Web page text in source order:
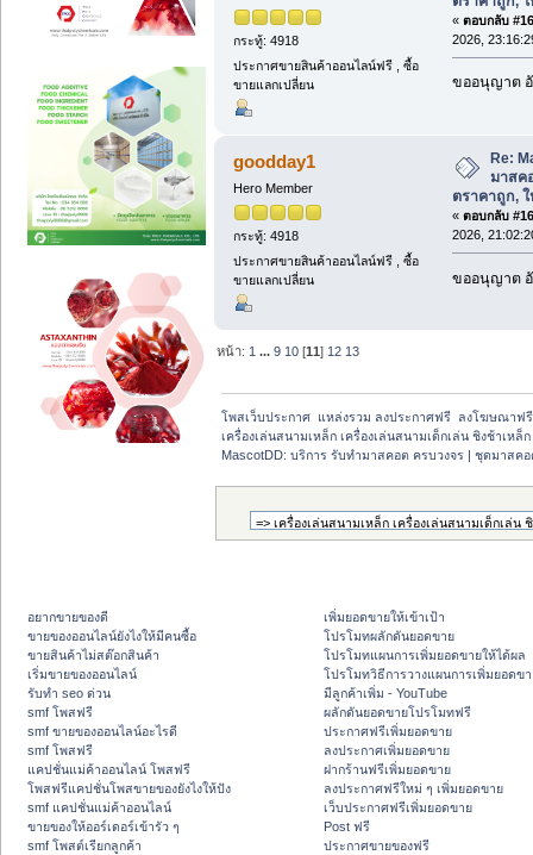
กระทู้: 4918
ประกาศขายสินค้าออนไลน์ฟรี , ซื้อ
ขายแลกเปลี่ยน
« ตอบกลับ
2026,
ขออนุญาต
goodday1
Hero Member
กระทู้: 4918
ประกาศขายสินค้าออนไลน์ฟรี , ซื้อ
ขายแลกเปลี่ยน
Re:
มาสค
ตราคาถูก,
« ตอบกลับ
2026,
ขออนุญาต
หน้า: 1 ...9 10 [11] 12 13
โพสเว็บประกาศ  แหล่งรวม ลงประกาศฟรี  ลงโฆษณาฟรี
เครื่องเล่นสนามเหล็ก เครื่องเล่นสนามเด็กเล่น ชิงช้าเห
MascotDD: บริการ รับทำมาสคอต ครบวงจร | ชุดมาสค
อยากขายของดี
ขายของออนไลน์ยังไงให้มีคนซื้อ
ขายสินค้าไม่สต๊อกสินค้า
เริ่มขายของออนไลน์
รับทำ seo ด่วน
smf โพสฟรี
smf ขายของออนไลน์อะไรดี
smf โพสฟรี
แคปชั่นแม่ค้าออนไลน์ โพสฟรี
โพสฟรีแคปชั่นโพสขายของยังไงให้ปัง
smf แคปชั่นแม่ค้าออนไลน์
ขายของให้ออร์เดอร์เข้ารัว ๆ
smf โพสต์เรียกลูกค้า
เพิ่มยอดขายให้เข้าเป้า
โปรโมทผลักดันยอดขาย
โปรโมทแผนการเพิ่มยอดขายให้ได้ผล
โปรโมทวิธีการวางแผนการเพิ่มยอดข
มีลูกค้าเพิ่ม - YouTube
ผลักดันยอดขายโปรโมทฟรี
ประกาศฟรีเพิ่มยอดขาย
ลงประกาศเพิ่มยอดขาย
ฝากร้านฟรีเพิ่มยอดขาย
ลงประกาศฟรีใหม่ ๆ เพิ่มยอดขาย
เว็บประกาศฟรีเพิ่มยอดขาย
Post ฟรี
ประกาศขายของฟรี